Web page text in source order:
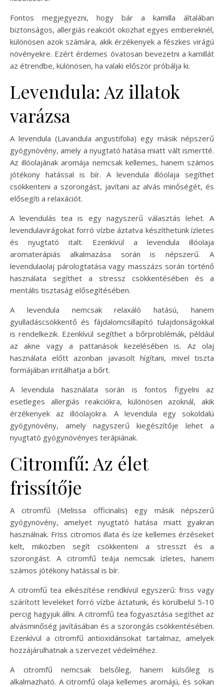
Fontos megjegyezni, hogy bár a kamilla általában
biztonságos, allergiás reakciót okozhat egyes embereknél,
különösen azok számára, akik érzékenyek a fészkes virágú
növényekre. Ezért érdemes óvatosan bevezetni a kamillát
az étrendbe, különösen, ha valaki először próbálja ki.
Levendula: Az illatok
varázsa
A levendula (Lavandula angustifolia) egy másik népszerű
gyógynövény, amely a nyugtató hatása miatt vált ismertté.
Az illóolajának aromája nemcsak kellemes, hanem számos
jótékony hatással is bír. A levendula illóolaja segíthet
csökkenteni a szorongást, javítani az alvás minőségét, és
elősegíti a relaxációt.
A levendulás tea is egy nagyszerű választás lehet. A
levendulavirágokat forró vízbe áztatva készíthetünk ízletes
és nyugtató italt. Ezenkívül a levendula illóolaja
aromaterápiás alkalmazása során is népszerű. A
levendulaolaj párologtatása vagy masszázs során történő
használata segíthet a stressz csökkentésében és a
mentális tisztaság elősegítésében.
A levendula nemcsak relaxáló hatású, hanem
gyulladáscsökkentő és fájdalomcsillapító tulajdonságokkal
is rendelkezik. Ezenkívül segíthet a bőrproblémák, például
az akne vagy a pattanások kezelésében is. Az olaj
használata előtt azonban javasolt hígítani, mivel tiszta
formájában irritálhatja a bőrt.
A levendula használata során is fontos figyelni az
esetleges allergiás reakciókra, különösen azoknál, akik
érzékenyek az illóolajokra. A levendula egy sokoldalú
gyógynövény, amely nagyszerű kiegészítője lehet a
nyugtató gyógynövényes terápiának.
Citromfű: Az élet
frissítője
A citromfű (Melissa officinalis) egy másik népszerű
gyógynövény, amelyet nyugtató hatása miatt gyakran
használnak. Friss citromos illata és íze kellemes érzéseket
kelt, miközben segít csökkenteni a stresszt és a
szorongást. A citromfű teája nemcsak ízletes, hanem
számos jótékony hatással is bír.
A citromfű tea elkészítése rendkívül egyszerű: friss vagy
szárított leveleket forró vízbe áztatunk, és körülbelül 5-10
percig hagyjuk állni. A citromfű tea fogyasztása segíthet az
alvásminőség javításában és a szorongás csökkentésében.
Ezenkívül a citromfű antioxidánsokat tartalmaz, amelyek
hozzájárulhatnak a szervezet védelméhez.
A citromfű nemcsak belsőleg, hanem külsőleg is
alkalmazható. A citromfű olaja kellemes aromájú, és sokan